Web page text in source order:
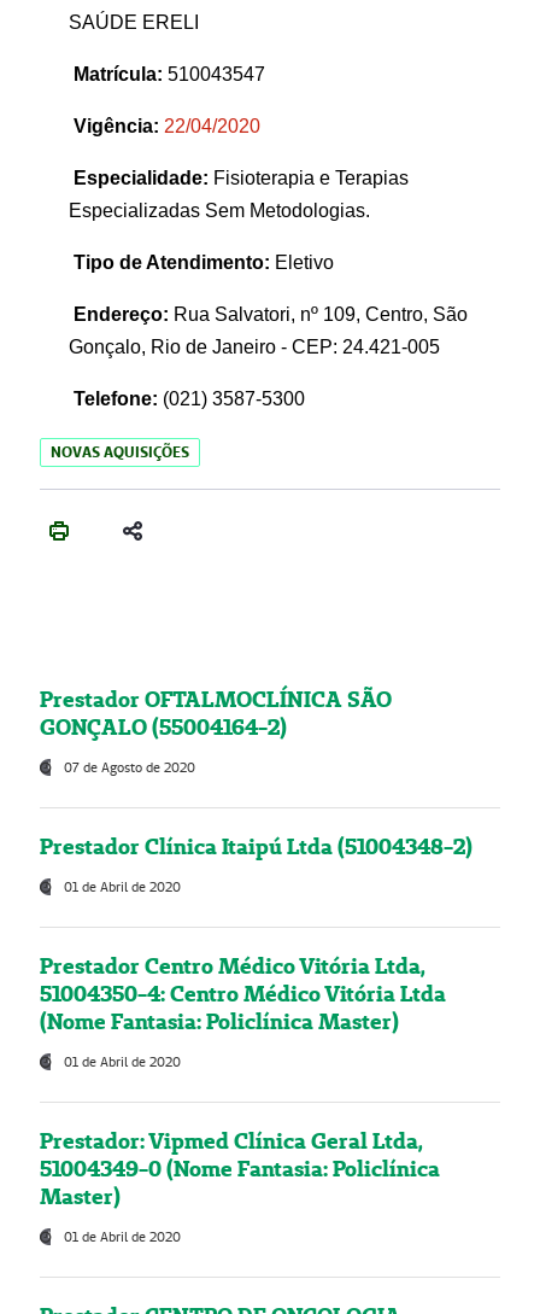
SAÚDE ERELI
Matrícula: 510043547
Vigência: 22/04/2020
Especialidade: Fisioterapia e Terapias
Especializadas Sem Metodologias.
Tipo de Atendimento: Eletivo
Endereço: Rua Salvatori, nº 109, Centro, São
Gonçalo, Rio de Janeiro - CEP: 24.421-005
Telefone: (021) 3587-5300
NOVAS AQUISIÇÕES
Prestador OFTALMOCLÍNICA SÃO
GONÇALO (55004164-2)
07 de Agosto de 2020
Prestador Clínica Itaipú Ltda (51004348-2)
01 de Abril de 2020
Prestador Centro Médico Vitória Ltda,
51004350-4: Centro Médico Vitória Ltda
(Nome Fantasia: Policlínica Master)
01 de Abril de 2020
Prestador: Vipmed Clínica Geral Ltda,
51004349-0 (Nome Fantasia: Policlínica
Master)
01 de Abril de 2020